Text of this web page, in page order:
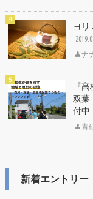
ヨリ
ナ
『
双葉
付中
青
新着エントリー